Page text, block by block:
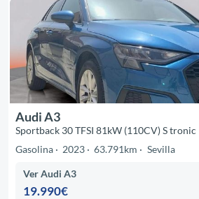
Audi A3
Sportback 30 TFSI 81kW (110CV) S tronic
Gasolina
2023 63.791km Sevilla
Ver Audi A3
19.990€